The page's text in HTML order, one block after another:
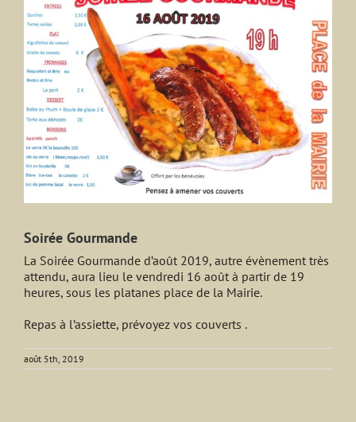
agrandie
Soirée Gourmande
La Soirée Gourmande d’août 2019, autre évènement très
attendu, aura lieu le vendredi 16 août à partir de 19
heures, sous les platanes place de la Mairie.
Repas à l’assiette, prévoyez vos couverts .
août 5th, 2019